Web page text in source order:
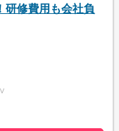
研修費用も会社負